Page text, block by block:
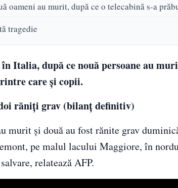
oameni au murit, după ce o telecabină s-a
tragedie
Italia, după ce nouă persoane au
care și copii.
răniţi grav (bilanţ definitiv)
murit şi două au fost rănite grav
pe malul lacului Maggiore, în
relatează AFP.